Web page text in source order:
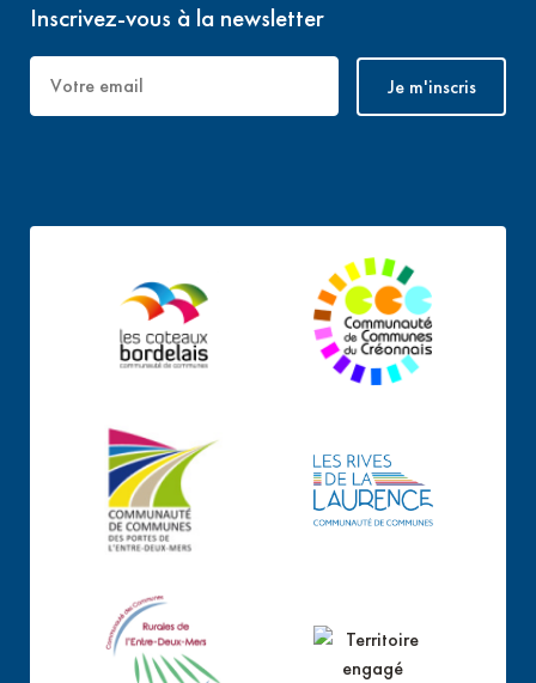
Inscrivez-vous à la newsletter